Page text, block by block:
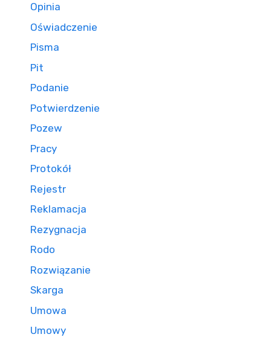
Opinia
Oświadczenie
Pisma
Pit
Podanie
Potwierdzenie
Pozew
Pracy
Protokół
Rejestr
Reklamacja
Rezygnacja
Rodo
Rozwiązanie
Skarga
Umowa
Umowy